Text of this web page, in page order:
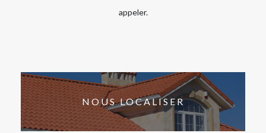
appeler.
NOUS LOCALISER